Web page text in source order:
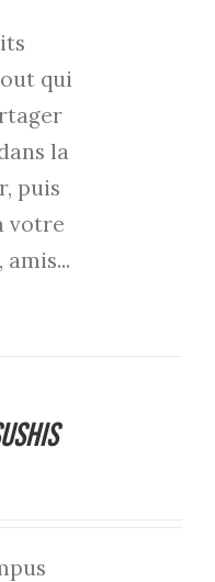
qui
la
puis
votre